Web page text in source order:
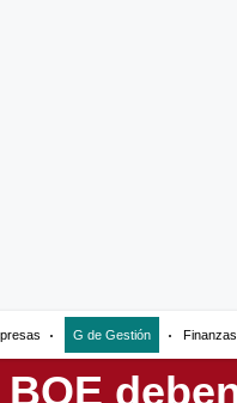
G de Gestión